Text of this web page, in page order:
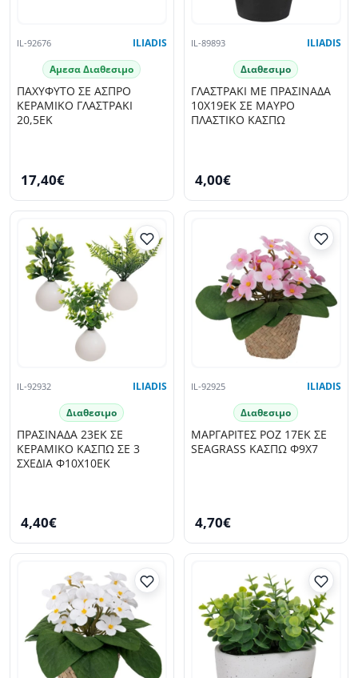
IL-92676 ILIADIS
Αμεσα Διαθεσιμο
ΠΑΧΥΦΥΤΟ ΣΕ ΑΣΠΡΟ
ΚΕΡΑΜΙΚΟ ΓΛΑΣΤΡΑΚΙ
20,5ΕΚ
17,40€
IL-89893 ILIADIS
Διαθεσιμο
ΓΛΑΣΤΡΑΚΙ ΜΕ ΠΡΑΣΙΝΑΔΑ
10Χ19ΕΚ ΣΕ ΜΑΥΡΟ
ΠΛΑΣΤΙΚΟ ΚΑΣΠΩ
4,00€
IL-92932 ILIADIS
Διαθεσιμο
ΠΡΑΣΙΝΑΔΑ 23ΕΚ ΣΕ
ΚΕΡΑΜΙΚΟ ΚΑΣΠΩ ΣΕ 3
ΣΧΕΔΙΑ Φ10Χ10ΕΚ
4,40€
IL-92925 ILIADIS
Διαθεσιμο
ΜΑΡΓΑΡΙΤΕΣ ΡΟΖ 17ΕΚ ΣΕ
SEAGRASS ΚΑΣΠΩ Φ9Χ7
4,70€